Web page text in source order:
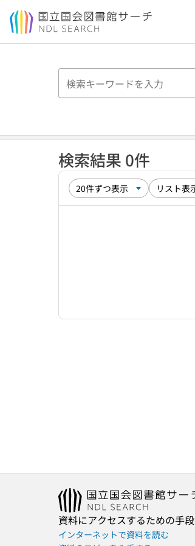
本文へ移動
検索結果 0件
資料にアクセスするための手段
インターネットで資料を読む